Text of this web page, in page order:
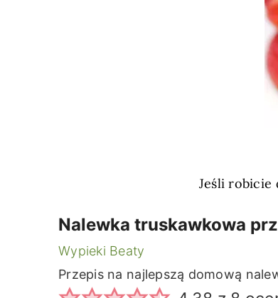
Jeśli robicie
Nalewka truskawkowa
Wypieki Beaty
Przepis na najlepszą domową